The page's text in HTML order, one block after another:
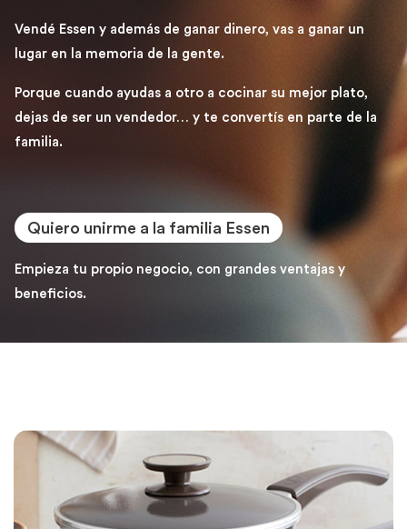
Vendé Essen y además de ganar dinero, vas a ganar un
lugar en la memoria de la gente.
Porque cuando ayudas a otro a cocinar su mejor plato,
dejas de ser un vendedor… y te convertís en parte de la
familia.
Quiero unirme a la familia Essen
Empieza tu propio negocio, con grandes ventajas y
beneficios.